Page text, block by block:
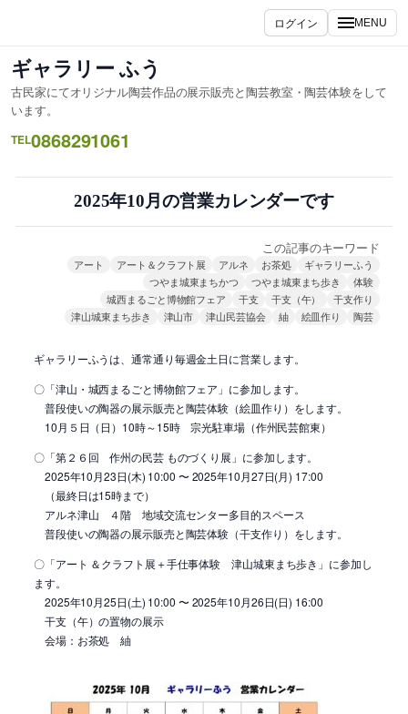
ス
キ
ッ
プ
ログイン MENU
ギャラリー ふう
古民家にてオリジナル陶芸作品の展示販売と陶芸教室・陶芸体験をして
います。
TEL0868291061
2025年10月の営業カレンダーです
この記事のキーワード
アート アート＆クラフト展 アルネ お茶処
ギャラリーふう
つやま城東まちかつ
つやま城東まち歩き
体験
城西まるごと博物館フェア
干支 干支（午）
干支作り
津山城東まち歩き
津山市 津山民芸協会 紬 絵皿作り 陶芸
ギャラリーふうは、通常通り毎週金土日に営業します。
〇「津山・城西まるごと博物館フェア」に参加します。
普段使いの陶器の展示販売と陶芸体験（絵皿作り）をします。
10月５日（日）10時～15時 宗光駐車場（作州民芸館東）
〇「第２６回 作州の民芸 ものづくり展」に参加します。
2025年10月23日(木) 10:00 〜 2025年10月27日(月) 17:00
（最終日は15時まで）
アルネ津山 ４階 地域交流センター多目的スペース
普段使いの陶器の展示販売と陶芸体験（干支作り）をします。
〇「アート ＆クラフト展＋手仕事体験 津山城東まち歩き」に参加し
ます。
2025年10月25日(土) 10:00 〜 2025年10月26日(日) 16:00
干支（午）の置物の展示
会場：お茶処 紬